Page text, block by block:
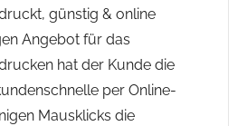
günstig & online
Angebot für das
hat der Kunde die
per Online-
Mausklicks die